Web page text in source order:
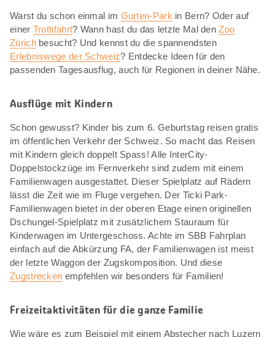
Warst du schon einmal im Gurten-Park in Bern? Oder auf
einer Trottifahrt? Wann hast du das letzte Mal denZoo
Zürichbesucht? Und kennst du die spannendsten
Erlebniswege der Schweiz? Entdecke Ideen für den
passenden Tagesausflug, auch für Regionen in deiner Nähe.
Ausflüge mit Kindern
Schon gewusst? Kinder bis zum 6. Geburtstag reisen gratis
im öffentlichen Verkehr der Schweiz. So macht das Reisen
mit Kindern gleich doppelt Spass! Alle InterCity-
Doppelstockzüge im Fernverkehr sind zudem mit einem
Familienwagen ausgestattet. Dieser Spielplatz auf Rädern
lässt die Zeit wie im Fluge vergehen. Der Ticki Park-
Familienwagen bietet in der oberen Etage einen originellen
Dschungel-Spielplatz mit zusätzlichem Stauraum für
Kinderwagen im Untergeschoss. Achte im SBB Fahrplan
einfach auf die Abkürzung FA, der Familienwagen ist meist
der letzte Waggon der Zugskomposition. Und diese
Zugstrecken empfehlen wir besonders für Familien!
Freizeitaktivitäten für die ganze Familie
Wie wäre es zum Beispiel mit einem Abstecher nach Luzern